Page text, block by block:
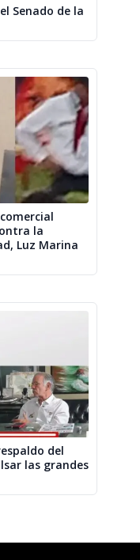
Senado de la
la
Luz Marina
del
las grandes